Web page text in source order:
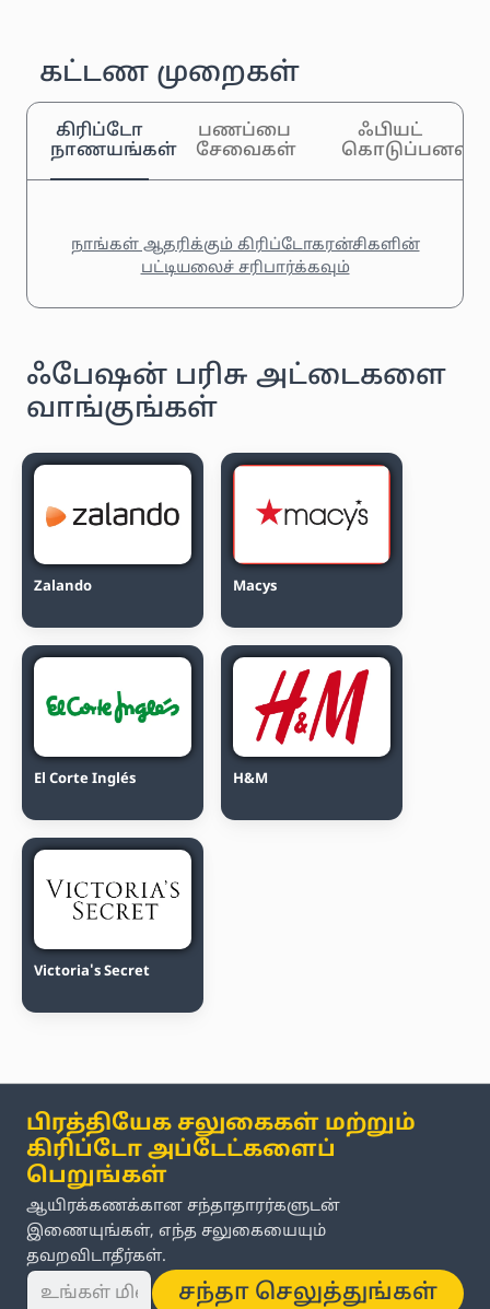
கட்டண முறைகள்
கிரிப்டோ
நாணயங்கள்
பணப்பை
சேவைகள்
ஃபியட்
நாங்கள் ஆதரிக்கும் கிரிப்டோகரன்சிகளின்
பட்டியலைச் சரிபார்க்கவும்
ஃபேஷன் பரிசு அட்டைகளை
வாங்குங்கள்
Zalando Macys
El Corte Inglés H&M
Victoria's Secret
பிரத்தியேக சலுகைகள் மற்றும்
கிரிப்டோ அப்டேட்களைப்
பெறுங்கள்
ஆயிரக்கணக்கான சந்தாதாரர்களுடன்
இணையுங்கள், எந்த சலுகையையும்
தவறவிடாதீர்கள்.
சந்தா செலுத்துங்கள்